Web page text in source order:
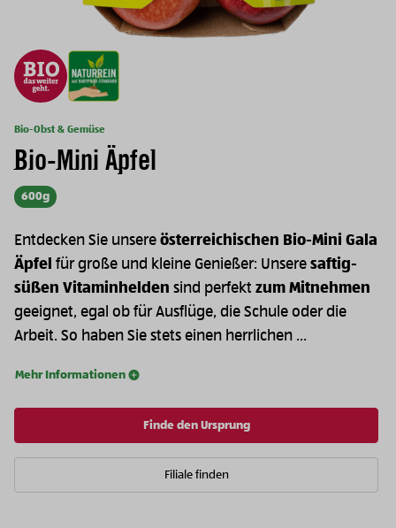
Bio-Obst & Gemüse
Bio-Mini Äpfel
600g
Entdecken Sie unsere österreichischen Bio-Mini Gala
Äpfel für große und kleine Genießer: Unsere saftig-
süßen Vitaminhelden sind perfekt zum Mitnehmen
geeignet, egal ob für Ausflüge, die Schule oder die
Arbeit. So haben Sie stets einen herrlichen ...
Mehr Informationen
Finde den Ursprung
Filiale finden